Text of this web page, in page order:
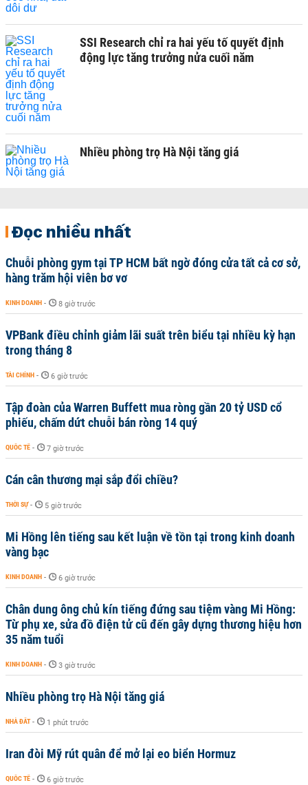
SSI Research chỉ ra hai yếu tố quyết định
động lực tăng trưởng nửa cuối năm
Nhiều phòng trọ Hà Nội tăng giá
Đọc nhiều nhất
Chuỗi phòng gym tại TP HCM bất ngờ đóng cửa tất cả cơ sở,
hàng trăm hội viên bơ vơ
KINH DOANH - 8 giờ trước
VPBank điều chỉnh giảm lãi suất trên biểu tại nhiều kỳ hạn
trong tháng 8
TÀI CHÍNH - 6 giờ trước
Tập đoàn của Warren Buffett mua ròng gần 20 tỷ USD cổ
phiếu, chấm dứt chuỗi bán ròng 14 quý
QUỐC TẾ - 7 giờ trước
Cán cân thương mại sắp đổi chiều?
THỜI SỰ - 5 giờ trước
Mi Hồng lên tiếng sau kết luận về tồn tại trong kinh doanh
vàng bạc
KINH DOANH - 6 giờ trước
Chân dung ông chủ kín tiếng đứng sau tiệm vàng Mi Hồng:
Từ phụ xe, sửa đồ điện tử cũ đến gây dựng thương hiệu hơn
35 năm tuổi
KINH DOANH - 3 giờ trước
Nhiều phòng trọ Hà Nội tăng giá
NHÀ ĐẤT - 1 phút trước
Iran đòi Mỹ rút quân để mở lại eo biển Hormuz
QUỐC TẾ - 6 giờ trước